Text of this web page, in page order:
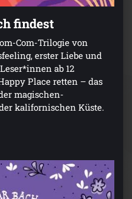
findest
Com-Trilogie von
erster Liebe und
ab 12
Place retten – das
magischen-
kalifornischen Küste.